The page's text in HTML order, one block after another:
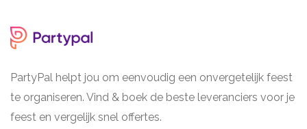
PartyPal helpt jou om eenvoudig een onvergetelijk feest
te organiseren. Vind & boek de beste leveranciers voor je
feest en vergelijk snel offertes.